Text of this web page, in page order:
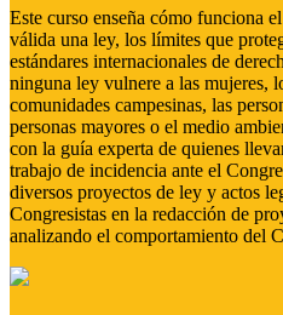
Este curso enseña cómo funciona
válida una ley, los límites que
estándares internacionales de
ninguna ley vulnere a las mujeres,
comunidades campesinas, las
personas mayores o el medio
con la guía experta de quienes
trabajo de incidencia ante el
diversos proyectos de ley y actos
Congresistas en la redacción de
analizando el comportamiento del